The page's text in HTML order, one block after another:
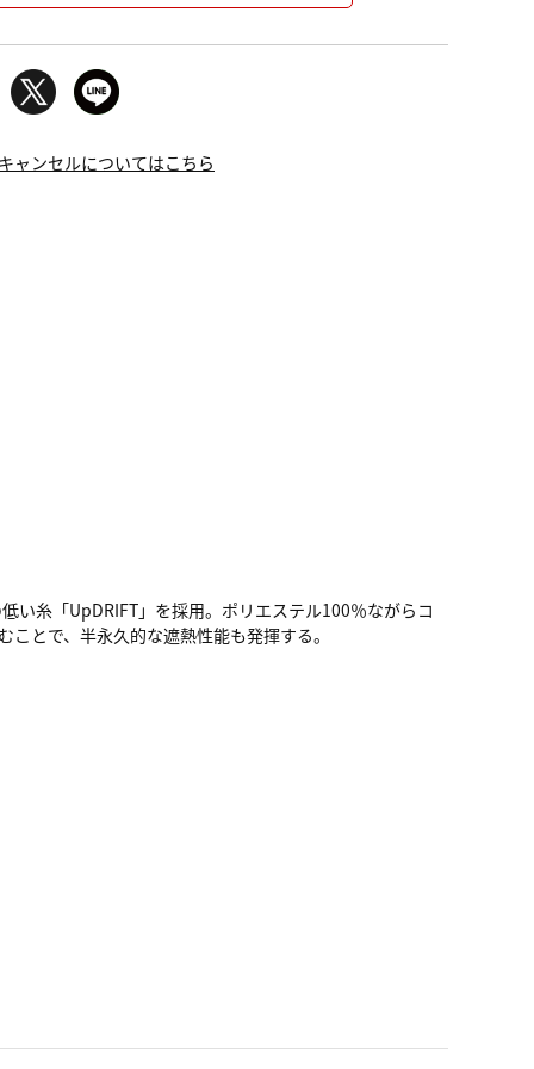
ャンセルについてはこちら
い糸「UpDRIFT」を採用。ポリエステル100％ながらコ
とで、半永久的な遮熱性能も発揮する。